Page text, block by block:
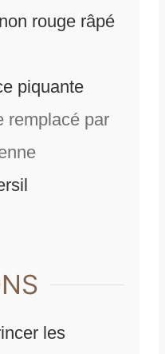
rouge râpé
piquante
remplacé par
les